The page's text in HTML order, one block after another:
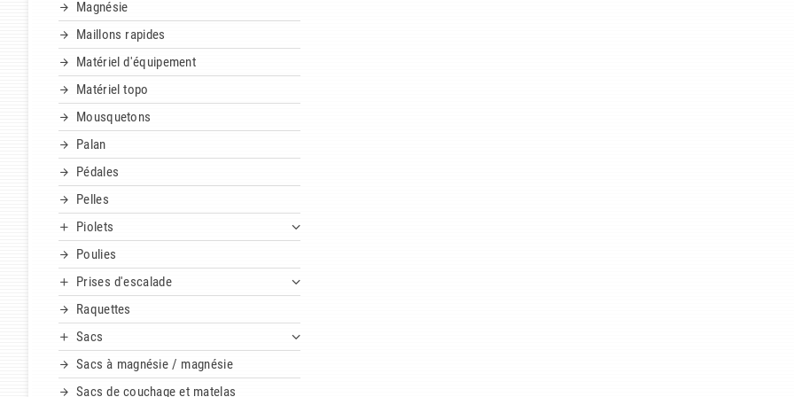
Magnésie
Maillons rapides
Matériel d'équipement
Matériel topo
Mousquetons
Palan
Pédales
Pelles
Piolets
Poulies
Prises d'escalade
Raquettes
Sacs
Sacs à magnésie / magnésie
Sacs de couchage et matelas